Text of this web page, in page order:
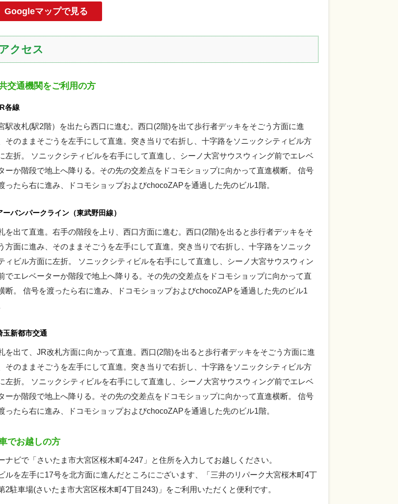
Googleマップで見る
アクセス
交通機関をご利用の方
各線
駅改札(駅2階）を出たら西口に進む。西口(2階)を出て歩行者デッキをそごう方面に進
そのままそごうを左手にして直進。突き当りで右折し、十字路をソニックシティビル方
左折。 ソニックシティビルを右手にして直進し、シーノ大宮サウスウィング前でエレベ
ーか階段で地上へ降りる。その先の交差点をドコモショップに向かって直進横断。 信号
ったら右に進み、ドコモショップおよびchocoZAPを通過した先のビル1階。
ーバンパークライン（東武野田線）
を出て直進。右手の階段を上り、西口方面に進む。西口(2階)を出ると歩行者デッキをそ
方面に進み、そのままそごうを左手にして直進。突き当りで右折し、十字路をソニック
ィビル方面に左折。 ソニックシティビルを右手にして直進し、シーノ大宮サウスウィン
でエレベーターか階段で地上へ降りる。その先の交差点をドコモショップに向かって直
断。 信号を渡ったら右に進み、ドコモショップおよびchocoZAPを通過した先のビル1
玉新都市交通
を出て、JR改札方面に向かって直進。西口(2階)を出ると歩行者デッキをそごう方面に進
そのままそごうを左手にして直進。突き当りで右折し、十字路をソニックシティビル方
左折。 ソニックシティビルを右手にして直進し、シーノ大宮サウスウィング前でエレベ
ーか階段で地上へ降りる。その先の交差点をドコモショップに向かって直進横断。 信号
ったら右に進み、ドコモショップおよびchocoZAPを通過した先のビル1階。
でお越しの方
ナビで「さいたま市大宮区桜木町4-247」と住所を入力してお越しください。
ルを左手に17号を北方面に進んだところにございます、「三井のリパーク大宮桜木町4丁
2駐車場(さいたま市大宮区桜木町4丁目243)」をご利用いただくと便利です。